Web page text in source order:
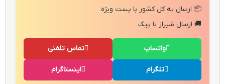
📦 ارسال به کل کشور با پست ویژه
🚚 ارسال شیراز با پیک
تماس تلفنی واتساپ
اینستاگرام تلگرام